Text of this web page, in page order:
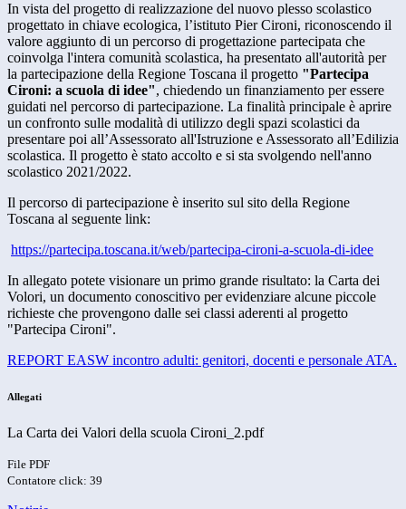
In vista del progetto di realizzazione del nuovo plesso scolastico
progettato in chiave ecologica, l’istituto Pier Cironi, riconoscendo il
valore aggiunto di un percorso di progettazione partecipata che
coinvolga l'intera comunità scolastica, ha presentato all'autorità per
la partecipazione della Regione Toscana il progetto "Partecipa
Cironi: a scuola di idee", chiedendo un finanziamento per essere
guidati nel percorso di partecipazione. La finalità principale è aprire
un confronto sulle modalità di utilizzo degli spazi scolastici da
presentare poi all’Assessorato all'Istruzione e Assessorato all’Edilizia
scolastica. Il progetto è stato accolto e si sta svolgendo nell'anno
scolastico 2021/2022.
Il percorso di partecipazione è inserito sul sito della Regione
Toscana al seguente link:
https://partecipa.toscana.it/web/partecipa-cironi-a-scuola-di-idee
In allegato potete visionare un primo grande risultato: la Carta dei
Volori, un documento conoscitivo per evidenziare alcune piccole
richieste che provengono dalle sei classi aderenti al progetto
"Partecipa Cironi".
REPORT EASW incontro adulti: genitori, docenti e personale ATA.
Allegati
La Carta dei Valori della scuola Cironi_2.pdf
File PDF
Contatore click: 39